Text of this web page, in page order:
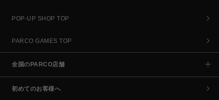
POP-UP SHOP TOP
PARCO GAMES TOP
全国のPARCO店舗
初めてのお客様へ